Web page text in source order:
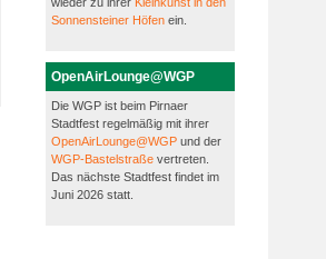
Sonnensteiner Höfen ein.
OpenAirLounge@WGP
Die WGP ist beim Pirnaer
Stadtfest regelmäßig mit ihrer
OpenAirLounge@WGP und der
WGP-Bastelstraße vertreten.
Das nächste Stadtfest findet im
Juni 2026 statt.